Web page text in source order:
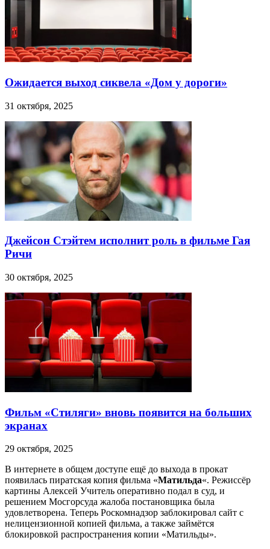
Ожидается выход сиквела «Дом у дороги»
31 октября, 2025
Джейсон Стэйтем исполнит роль в фильме Гая
Ричи
30 октября, 2025
Фильм «Стиляги» вновь появится на больших
экранах
29 октября, 2025
В интернете в общем доступе ещё до выхода в прокат
появилась пиратская копия фильма «Матильда«. Режиссёр
картины Алексей Учитель оперативно подал в суд, и
решением Мосгорсуда жалоба постановщика была
удовлетворена. Теперь Роскомнадзор заблокировал сайт с
нелицензионной копией фильма, а также займётся
блокировкой распространения копии «Матильды».